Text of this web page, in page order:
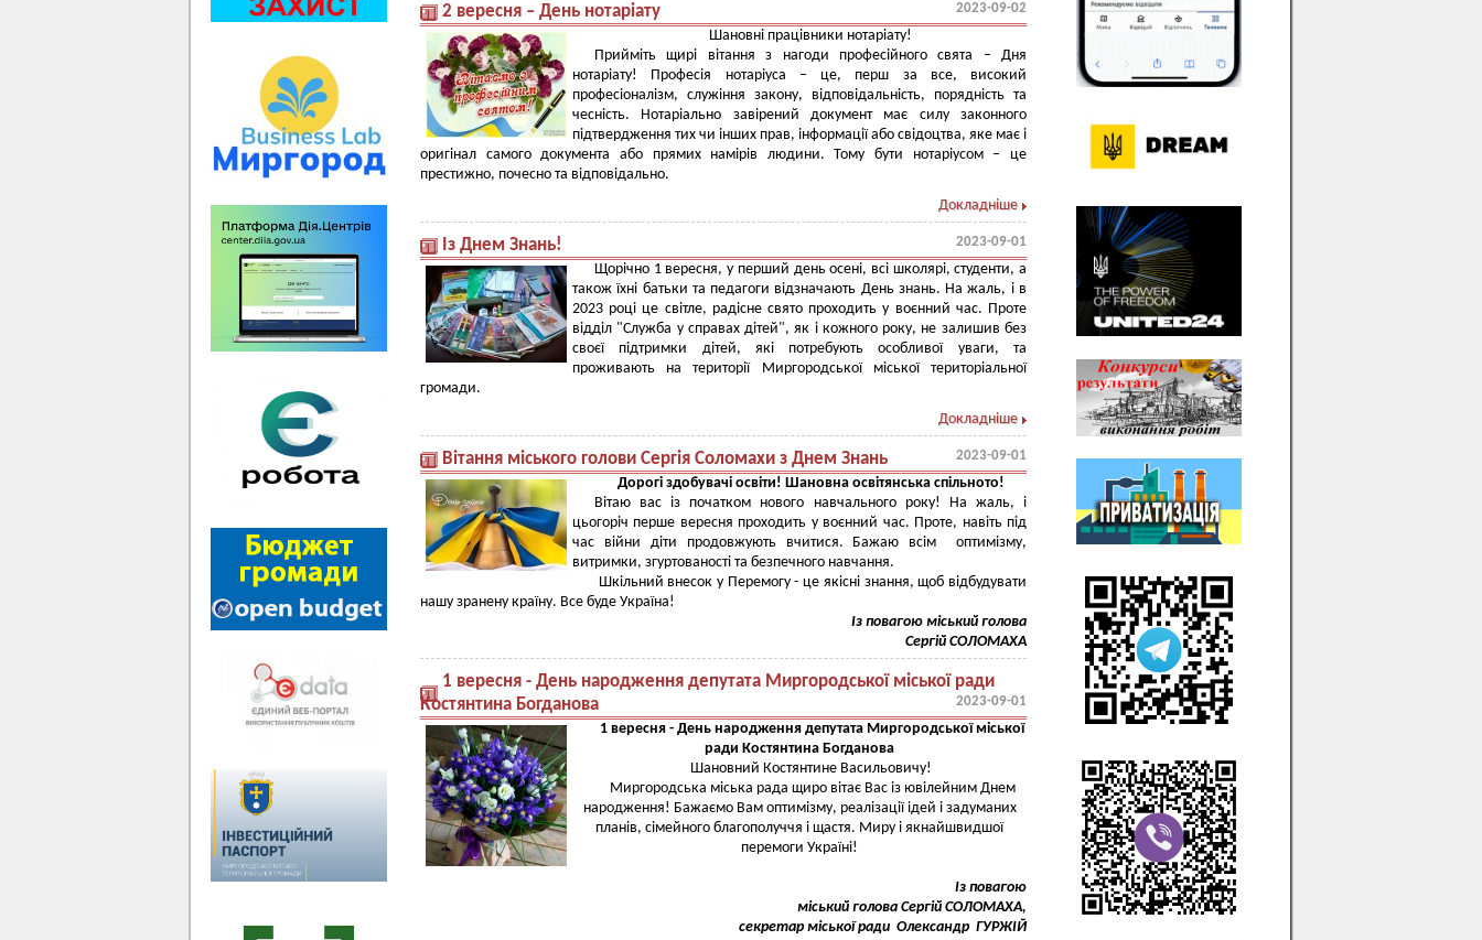
2 вересня – День нотаріату 2023-09-02
Шановні працівники нотаріату!
Прийміть щирі вітання з нагоди професійного свята – Дня
нотаріату!
Професія нотаріуса – це, перш за все, високий
професіоналізм, служіння закону, відповідальність, порядність та
чесність. Нотаріально завірений документ має силу законного
підтвердження тих чи інших прав, інформації або свідоцтва, яке має і
оригінал самого документа або прямих намірів людини. Тому бути нотаріусом – це
престижно, почесно та відповідально.
Докладніше
Із Днем Знань! 2023-09-01
Щорічно 1 вересня, у перший день осені, всі школярі, студенти, а
також їхні батьки та педагоги відзначають День знань. На жаль, і в
2023 році це світле, радісне свято проходить у воєнний час. Проте
відділ "Служба у справах дітей", як і кожного року, не залишив без
своєї підтримки дітей, які потребують особливої уваги, та
проживають на території Миргородської міської територіальної
громади.
Докладніше
Вітання міського голови Сергія Соломахи з Днем Знань 2023-09-01
Дорогі здобувачі освіти! Шановна освітянська спільното!
Вітаю вас із початком нового навчального року! На жаль, і
цьогоріч перше вересня проходить у воєнний час. Проте, навіть під
час війни діти продовжують вчитися. Бажаю всім оптимізму,
витримки, згуртованості та безпечного навчання.
Шкільний внесок у Перемогу - це якісні знання, щоб відбудувати
нашу зранену країну. Все буде Україна!
Із повагою міський голова
Сергій СОЛОМАХА
1 вересня - День народження депутата Миргородської міської ради
Костянтина Богданова
2023-09-01
1 вересня - День народження депутата Миргородської міської
ради Костянтина Богданова
Шановний Костянтине Васильовичу!
Миргородська міська рада щиро вітає Вас із ювілейним Днем
народження! Бажаємо Вам оптимізму, реалізації ідей і задуманих
планів, сімейного благополуччя і щастя. Миру і якнайшвидшої
перемоги Україні!
Із повагою
міський голова Сергій СОЛОМАХА,
секретар міської ради Олександр ГУРЖІЙ